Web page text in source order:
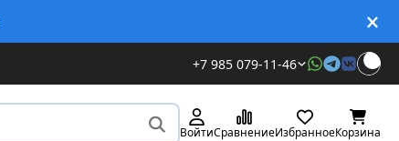
+7 985 079-11-46
ВойтиСравнениеИзбранноеКорзина